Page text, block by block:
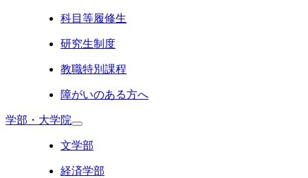
科目等履修生
研究生制度
教職特別課程
障がいのある方へ
学部・大学院
文学部
経済学部